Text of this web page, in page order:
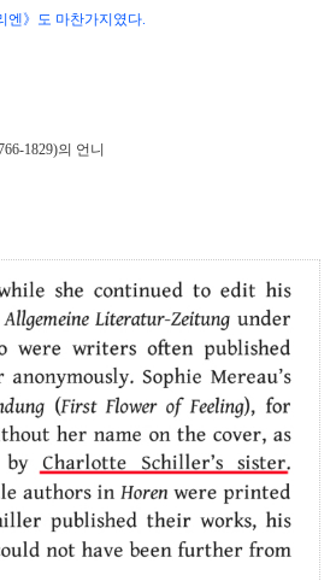
엔》 도 마찬가지였다.
1829)의 언니